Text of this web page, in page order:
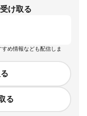
け取る
すめ情報なども配信しま
る